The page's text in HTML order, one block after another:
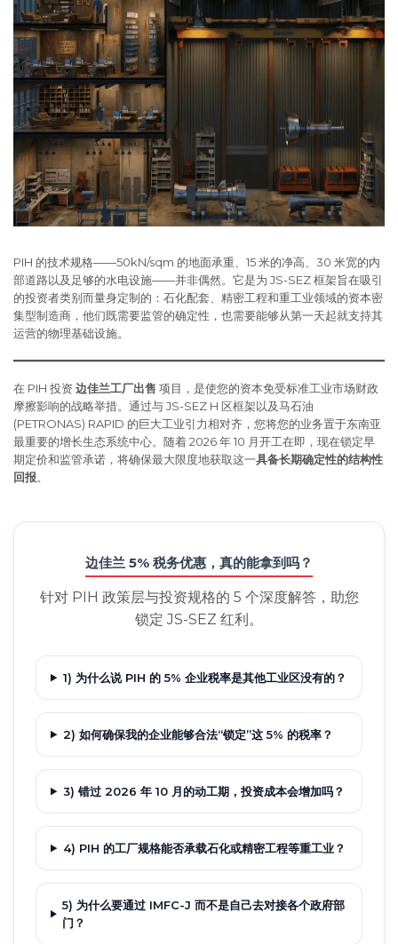
PIH 的技术规格——50kN/sqm 的地面承重、15 米的净高、30 米宽的内
部道路以及足够的水电设施——并非偶然。它是为 JS-SEZ 框架旨在吸引
的投资者类别而量身定制的：石化配套、精密工程和重工业领域的资本密
集型制造商，他们既需要监管的确定性，也需要能够从第一天起就支持其
运营的物理基础设施。
在 PIH 投资 边佳兰工厂出售 项目，是使您的资本免受标准工业市场财政
摩擦影响的战略举措。通过与 JS-SEZ H 区框架以及马石油
(PETRONAS) RAPID 的巨大工业引力相对齐，您将您的业务置于东南亚
最重要的增长生态系统中心。随着 2026 年 10 月开工在即，现在锁定早
期定价和监管承诺，将确保最大限度地获取这一具备长期确定性的结构性
回报。
边佳兰 5% 税务优惠，真的能拿到吗？
针对 PIH 政策层与投资规格的 5 个深度解答，助您
锁定 JS-SEZ 红利。
1) 为什么说 PIH 的 5% 企业税率是其他工业区没有的？
2) 如何确保我的企业能够合法“锁定”这 5% 的税率？
3) 错过 2026 年 10 月的动工期，投资成本会增加吗？
4) PIH 的工厂规格能否承载石化或精密工程等重工业？
5) 为什么要通过 IMFC-J 而不是自己去对接各个政府部
门？